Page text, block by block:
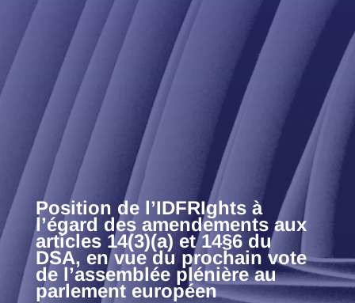
Position de l’IDFRIghts à
l’égard des amendements aux
articles 14(3)(a) et 14§6 du
DSA, en vue du prochain vote
de l’assemblée plénière au
parlement européen